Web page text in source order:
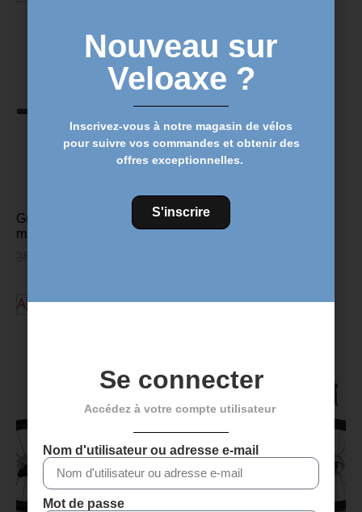
Guidon FSA COMET – 740
mm
Ajouter au panier
Nouveau sur
Veloaxe ?
Inscrivez-vous à notre magasin de vélos
pour suivre vos commandes et obtenir des
offres exceptionnelles.
S'inscrire
Se connecter
Accédez à votre compte utilisateur
Nom d'utilisateur ou adresse e-mail
Mot de passe